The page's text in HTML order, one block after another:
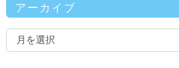
アーカイブ